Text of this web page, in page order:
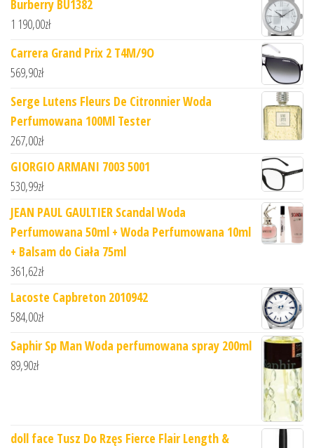
Burberry BU1382
1 190,00zł
Carrera Grand Prix 2 T4M/9O
569,90zł
Serge Lutens Fleurs De Citronnier Woda
Perfumowana 100Ml Tester
267,00zł
GIORGIO ARMANI 7003 5001
530,99zł
JEAN PAUL GAULTIER Scandal Woda
Perfumowana 50ml + Woda Perfumowana 10ml
+ Balsam do Ciała 75ml
361,62zł
Lacoste Capbreton 2010942
584,00zł
Saphir Sp Man Woda perfumowana spray 200ml
89,90zł
doll face Tusz Do Rzęs Fierce Flair Length &